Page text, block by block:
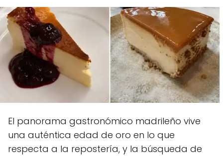
El panorama gastronómico madrileño vive
una auténtica edad de oro en lo que
respecta a la repostería, y la búsqueda de